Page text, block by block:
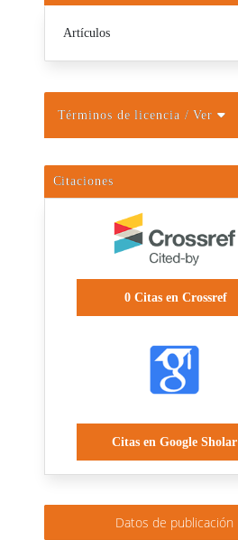
Artículos
Términos de licencia / Ver
Citaciones
0Citas en Crossref
Citas en Google Sholar
Datos de publicación